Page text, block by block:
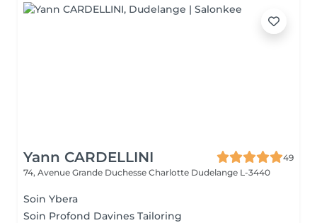
Yann CARDELLINI
49
74, Avenue Grande Duchesse Charlotte Dudelange L-3440
Soin Ybera
Soin Profond Davines Tailoring